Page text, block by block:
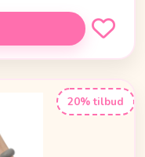
20% tilbud